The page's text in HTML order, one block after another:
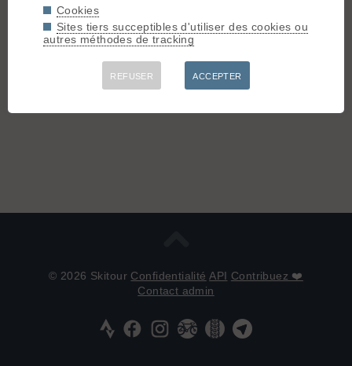
Connectez-vous pour poster
© 2026 Skitour Confidentialité API Contribuez ❤️
Contact admin
Cookies
Sites tiers succeptibles d'utiliser des cookies ou
autres méthodes de tracking
REFUSER ACCEPTER